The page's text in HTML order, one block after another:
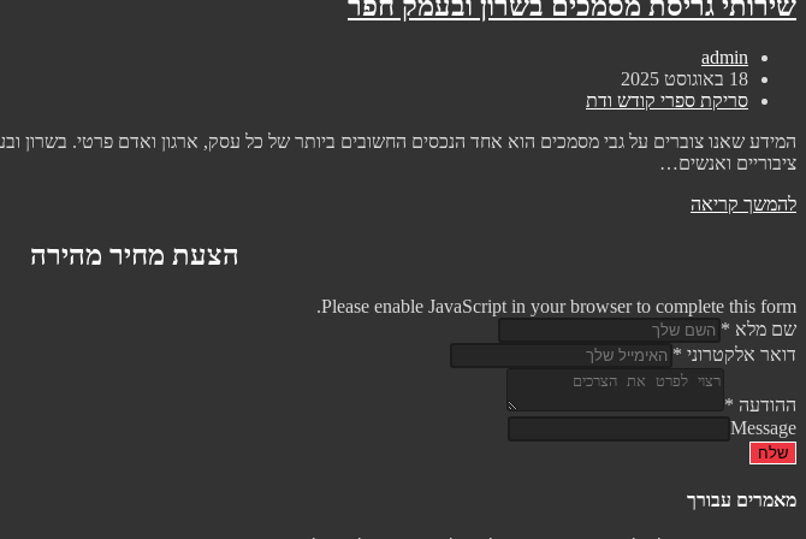
מחבר:
admin
פורסם:
18 באוגוסט 2025
קטגוריה:
סריקת ספרי קודש ודת
המידע שאנו צוברים על גבי מסמכים הוא אחד הנכסים החשובים ביותר של כל עסק, ארגון ואדם פרטי. בשרון
ציבוריים ואנשים…
להמשך קריאהשירותי
חפר
הצעת מחיר מהירה
Please enable JavaScript in your browser to complete this form.
שם מלא *
דואר אלקטרוני *
ההודעה *
Message
שלח
מאמרים עבורך